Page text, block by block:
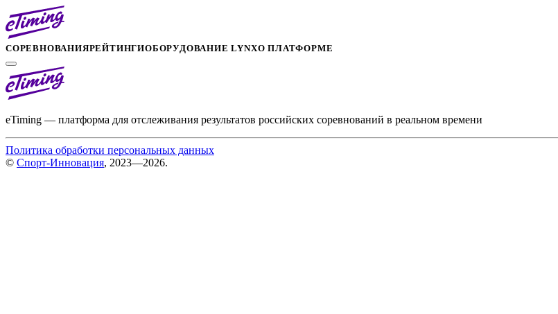
СОРЕВНОВАНИЯРЕЙТИНГИОБОРУДОВАНИЕ LYNXО ПЛАТФОРМЕ
eTiming — платформа для отслеживания результатов российских соревнований в реальном времени
Политика обработки персональных данных
© Спорт-Инновация, 2023—2026.